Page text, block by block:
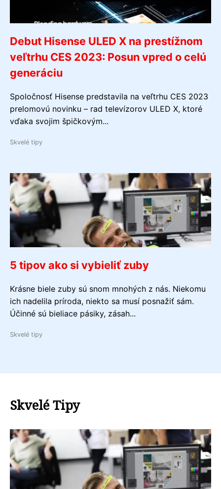
Debut Hisense ULED X na prestížnom
veľtrhu CES 2023: Posun vpred o celú
generáciu
Spoločnosť Hisense predstavila na veľtrhu CES 2023
prelomovú novinku – rad televízorov ULED X, ktoré
vďaka svojim špičkovým...
Skvelé tipy
5 tipov ako si vybieliť zuby
Krásne biele zuby sú snom mnohých z nás. Niekomu
ich nadelila príroda, niekto sa musí posnažiť sám.
Účinné sú bieliace pásiky, zásah...
Skvelé tipy
Skvelé Tipy